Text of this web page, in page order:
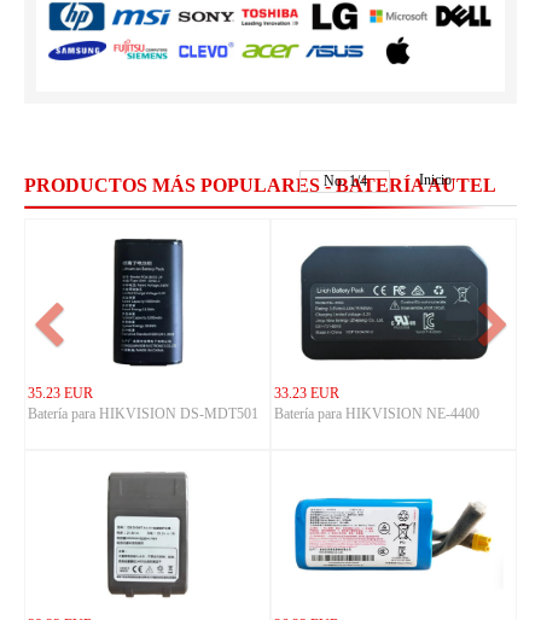
PRODUCTOS MÁS POPULARES - BATERÍA AUTEL
No.1/4 Inicio
35.23 EUR
Batería para HIKVISION DS-MDT501
33.23 EUR
Batería para HIKVISION NE-4400